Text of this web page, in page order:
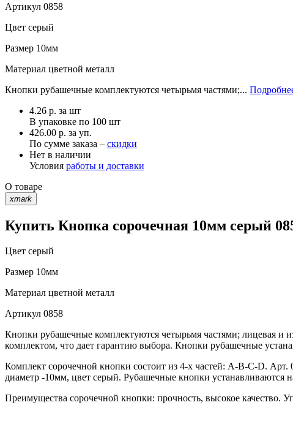
Артикул 0858
Цвет серый
Размер 10мм
Материал цветной металл
Кнопки рубашечные комплектуются четырьмя частями;...
4.26 р. за шт
В упаковке по 100 шт
426.00 р. за уп.
По сумме заказа – скидки
Нет в наличии
Условия работы и доставки
О товаре
xmark
Купить Кнопка сорочечная 10мм серый
Цвет серый
Размер 10мм
Материал цветной металл
Артикул 0858
Кнопки рубашечные комплектуются четырьмя частями; лицевая и
комплектом, что дает гарантию выбора. Кнопки рубашечные
Комплект сорочечной кнопки состоит из 4-х частей: А-В-С-D. Арт.
диаметр -10мм, цвет серый. Рубашечные кнопки устанавливаются
Преимущества сорочечной кнопки: прочность, высокое качество.